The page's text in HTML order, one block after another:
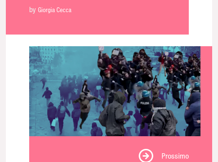
parliamo mai: ne discutiamo
by Giorgia Cecca
Prossimo